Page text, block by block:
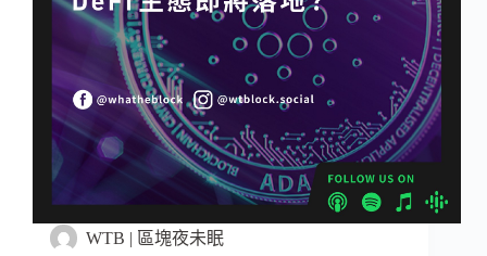
WTB | 區塊夜未眠